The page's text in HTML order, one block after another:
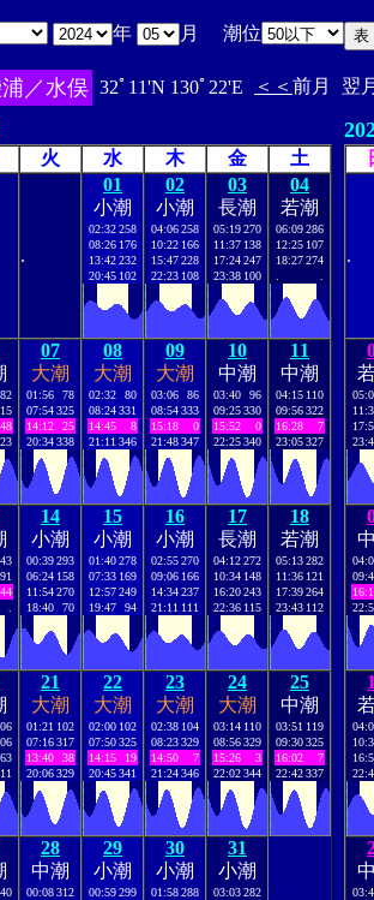
年 月 潮位
／水俣 32ﾟ11'N 130ﾟ22'E ＜＜ 前月 翌
火 水 木 金 土
.
01
小潮
02:32258
08:26 176
13:42232
20:45 102
02
小潮
04:06258
10:22 166
15:47228
22:23 108
03
長潮
05:19270
11:37 138
17:24247
23:38 100
04
若潮
06:09286
12:25 107
18:27274
82
48
07
大潮
01:56
78
07:54325
14:12
25
20:34338
08
大潮
02:32
80
08:24331
14:45
8
21:11 346
09
大潮
03:06
86
08:54333
15:18
0
21:48347
10
中潮
03:40
96
09:25330
15:52
0
22:25340
11
中潮
04:15 110
09:56322
16:28
7
23:05327
44
14
小潮
00:39293
06:24 158
11:54270
18:40
70
15
小潮
01:40278
07:33 169
12:57249
19:47
94
16
小潮
02:55270
09:06 166
14:34237
21:11 111
17
長潮
04:12272
10:34 148
16:20243
22:36 115
18
若潮
05:13282
11:36 121
17:39264
23:43 112
63
21
大潮
01:21 102
07:16317
13:40
38
20:06329
22
大潮
02:00 102
07:50325
14:15
19
20:45341
23
大潮
02:38 104
08:23329
14:50
7
21:24346
24
大潮
03:14 110
08:56329
15:26
3
22:02344
25
中潮
03:51 119
09:30325
16:02
7
22:42337
28
中潮
00:08312
29
小潮
00:59299
30
小潮
01:58288
31
小潮
03:03282
.